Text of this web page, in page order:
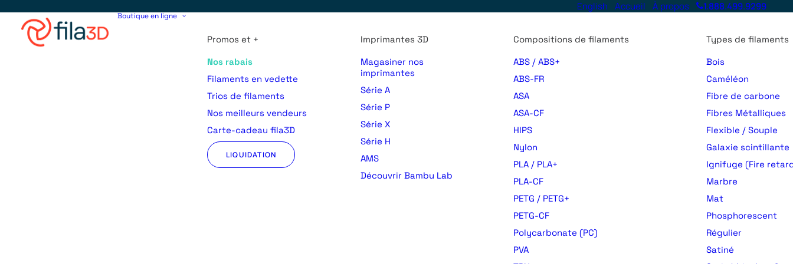
English Accueil À propos 1.888.499.9299
Boutique en ligne
Promos et +
Nos rabais
Filaments en vedette
Trios de filaments
Nos meilleurs vendeurs
Carte-cadeau fila3D
LIQUIDATION
Imprimantes 3D
Magasiner nos
imprimantes
Série A
Série P
Série X
Série H
AMS
Découvrir Bambu Lab
Compositions de filaments
ABS / ABS+
ABS-FR
ASA
ASA-CF
HIPS
Nylon
PLA / PLA+
PLA-CF
PETG / PETG+
PETG-CF
Polycarbonate (PC)
PVA
Types de filaments
Bois
Caméléon
Fibre de carbone
Fibres Métalliques
Flexible / Souple
Galaxie scintillante
Ignifuge (Fire
Marbre
Mat
Phosphorescent
Régulier
Satiné